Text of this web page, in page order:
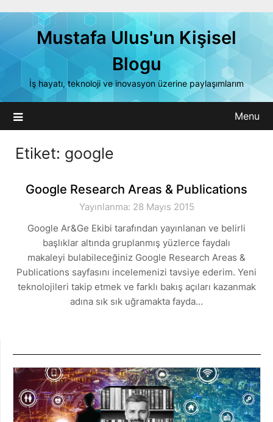
Mustafa Ulus'un Kişisel
Blogu
İş hayatı, teknoloji ve inovasyon üzerine paylaşımlarım
Menu
Etiket: google
Google Research Areas & Publications
Yayınlanma: 28 Mayıs 2015
Google Ar&Ge Ekibi tarafından yayınlanan ve belirli
başlıklar altında gruplanmış yüzlerce faydalı
makaleyi bulabileceğiniz Google Research Areas &
Publications sayfasını incelemenizi tavsiye ederim. Yeni
teknolojileri takip etmek ve farklı bakış açıları kazanmak
adına sık sık uğramakta fayda…